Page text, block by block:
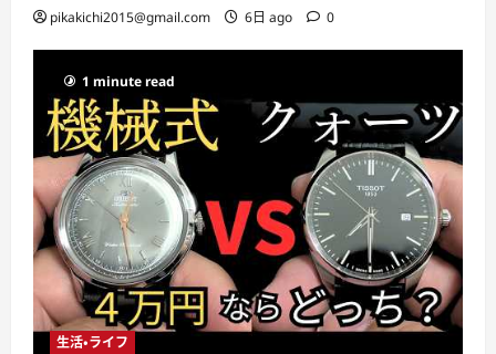
pikakichi2015@gmail.com 6日 ago 0
1 minute read
生活・ライフ